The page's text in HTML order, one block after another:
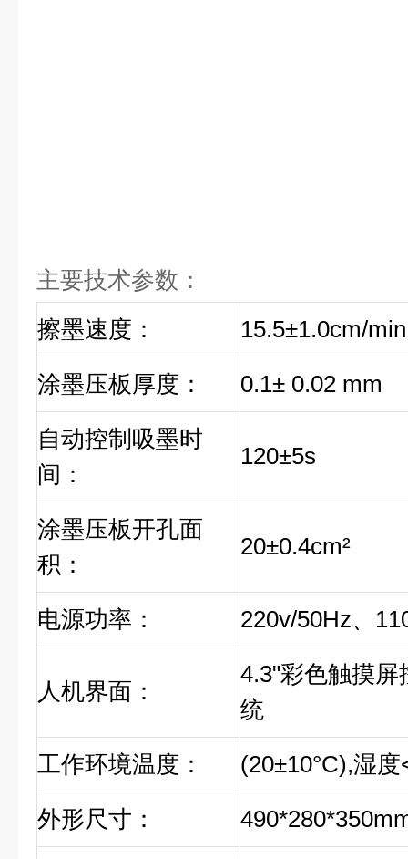
主要技术参数：
擦墨速度：
15.5±1.0cm/min
涂墨压板厚度：
0.1± 0.02 mm
自动控制吸墨时
间：
120±5s
涂墨压板开孔面
积：
20±0.4cm²
电源功率： 220v/50Hz、
人机界面：
4.3"彩色触摸
统
工作环境温度：
(20±10°C),湿度
外形尺寸：